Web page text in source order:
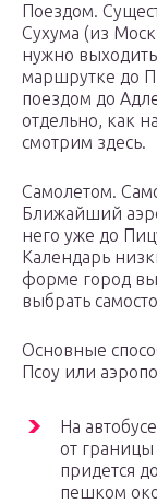
Поездом.
Сухума (из
нужно выходить
маршрутке до
поездом до
отдельно, как
смотрим здесь.
Самолетом.
Ближайший
него уже до
Календарь
форме город
выбрать
Основные
Псоу или
На
от
придется
пешком